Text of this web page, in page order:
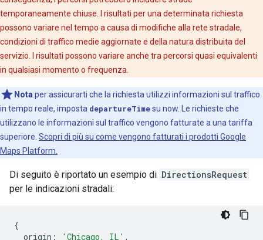
temporaneamente chiuse. I risultati per una determinata richiesta
possono variare nel tempo a causa di modifiche alla rete stradale,
condizioni di traffico medie aggiornate e della natura distribuita del
servizio. I risultati possono variare anche tra percorsi quasi equivalenti
in qualsiasi momento o frequenza.
Nota:per assicurarti che la richiesta utilizzi informazioni sul traffico
in tempo reale, imposta departureTimesu now. Le richieste che
utilizzano le informazioni sul traffico vengono fatturate a una tariffa
superiore. Scopri di più su come vengono fatturati i prodotti Google
Maps Platform.
Di seguito è riportato un esempio di DirectionsRequest
per le indicazioni stradali:
{
origin : 'Chicago, IL' ,